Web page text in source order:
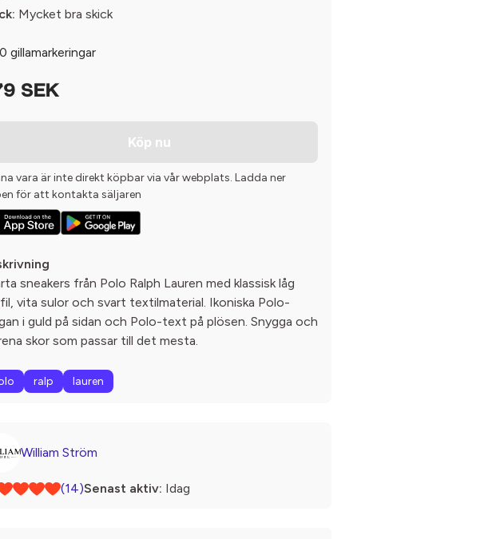
Mycket bra skick
0 gillamarkeringar
SEK
Köp nu
vara är inte direkt köpbar via vår webplats. Ladda ner
för att kontakta säljaren
sneakers från Polo Ralph Lauren med klassisk låg
vita sulor och svart textilmaterial. Ikoniska Polo-
i guld på sidan och Polo-text på plösen. Snygga och
skor som passar till det mesta.
ralp lauren
William Ström
(14)Senast aktiv: Idag